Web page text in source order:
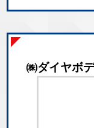
㈱ダイヤボ